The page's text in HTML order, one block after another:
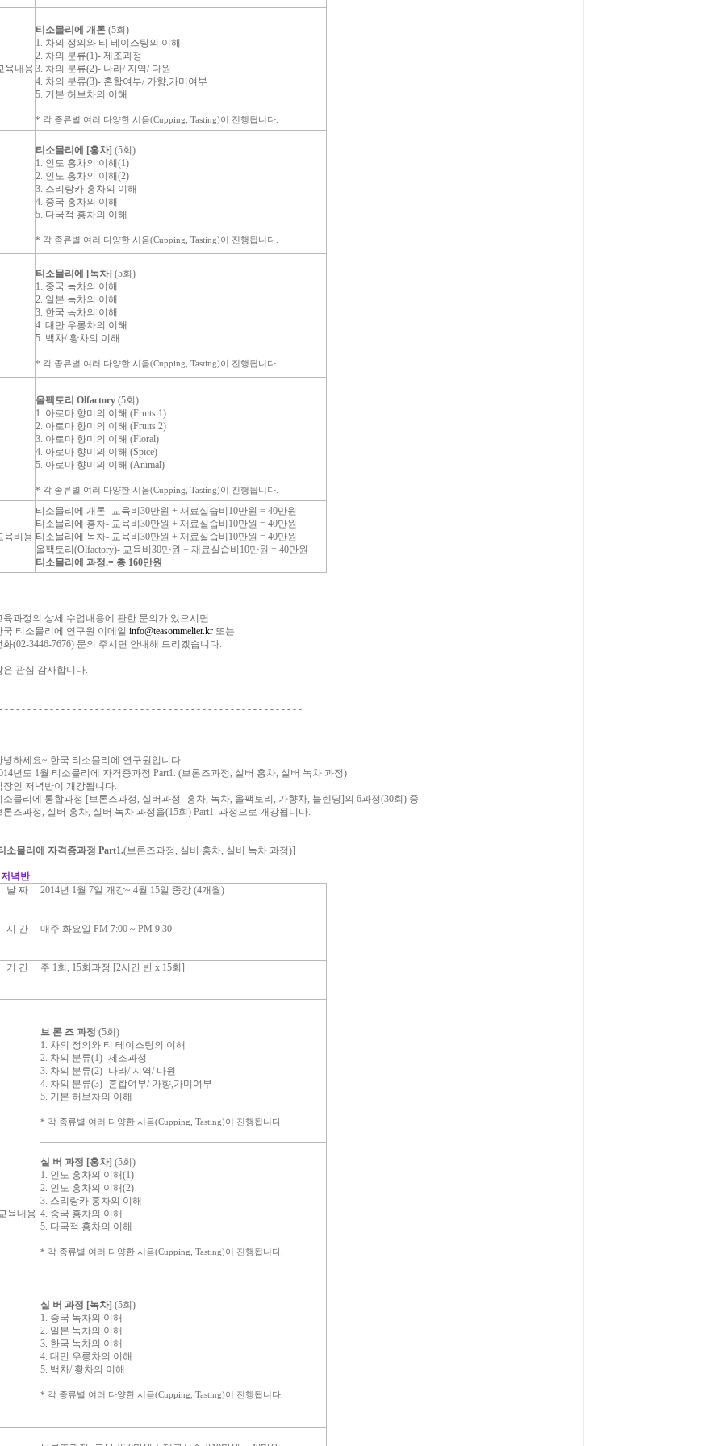
육내용
티소믈리에 개론 (5회)
1. 차의 정의와 티 테이스팅의 이해
2. 차의 분류(1)- 제조과정
3. 차의 분류(2)- 나라/ 지역/ 다원
4. 차의 분류(3)- 혼합여부/ 가향,가미여부
5. 기본 허브차의 이해
* 각 종류별 여러 다양한 시음(Cupping, Tasting)이 진행됩니다.
티소믈리에 [홍차] (5회)
1. 인도 홍차의 이해(1)
2. 인도 홍차의 이해(2)
3. 스리랑카 홍차의 이해
4. 중국 홍차의 이해
5. 다국적 홍차의 이해
* 각 종류별 여러 다양한 시음(Cupping, Tasting)이 진행됩니다.
티소믈리에 [녹차] (5회)
1. 중국 녹차의 이해
2. 일본 녹차의 이해
3. 한국 녹차의 이해
4. 대만 우롱차의 이해
5. 백차/ 황차의 이해
* 각 종류별 여러 다양한 시음(Cupping, Tasting)이 진행됩니다.
올팩토리 Olfactory (5회)
1. 아로마 향미의 이해 (Fruits 1)
2. 아로마 향미의 이해 (Fruits 2)
3. 아로마 향미의 이해 (Floral)
4. 아로마 향미의 이해 (Spice)
5. 아로마 향미의 이해 (Animal)
* 각 종류별 여러 다양한 시음(Cupping, Tasting)이 진행됩니다.
육비용
티소믈리에 개론- 교육비30만원 + 재료실습비10만원 = 40만원
티소믈리에 홍차- 교육비30만원 + 재료실습비10만원 = 40만원
티소믈리에 녹차- 교육비30만원 + 재료실습비10만원 = 40만원
올팩토리(Olfactory)- 교육비30만원 + 재료실습비10만원 = 40만원
티소믈리에 과정.= 총 160만원
육과정의 상세 수업내용에 관한 문의가 있으시면
국 티소믈리에 연구원 이메일 info@teasommelier.kr 또는
화(02-3446-7676) 문의 주시면 안내해 드리겠습니다.
은 관심 감사합니다.
- - - - - - - - - - - - - - - - - - - - - - - - - - - - - - - - - - - - - - - - - - - - - - - - - - - - -
녕하세요~ 한국 티소믈리에 연구원입니다.
년도 1월 티소믈리에 자격증과정 Part1. (브론즈과정, 실버 홍차, 실버 녹차 과정)
장인 저녁반이 개강됩니다.
소믈리에 통합과정 [브론즈과정, 실버과정- 홍차, 녹차, 올팩토리, 가향차, 블렌딩]의 6과정(30회) 중
론즈과정, 실버 홍차, 실버 녹차 과정을(15회) Part1. 과정으로 개강됩니다.
소믈리에 자격증과정 Part1.(브론즈과정, 실버 홍차, 실버 녹차 과정)]
녁반
날 짜
2014년 1월 7일 개강~ 4월 15일 종강 (4개월)
시 간 매주 화요일 PM 7:00 ~ PM 9:30
기 간 주 1회, 15회과정 [2시간 반 x 15회]
육내용
브 론 즈 과정 (5회)
1. 차의 정의와 티 테이스팅의 이해
2. 차의 분류(1)- 제조과정
3. 차의 분류(2)- 나라/ 지역/ 다원
4. 차의 분류(3)- 혼합여부/ 가향,가미여부
5. 기본 허브차의 이해
* 각 종류별 여러 다양한 시음(Cupping, Tasting)이 진행됩니다.
실 버 과정 [홍차] (5회)
1. 인도 홍차의 이해(1)
2. 인도 홍차의 이해(2)
3. 스리랑카 홍차의 이해
4. 중국 홍차의 이해
5. 다국적 홍차의 이해
* 각 종류별 여러 다양한 시음(Cupping, Tasting)이 진행됩니다.
실 버 과정 [녹차] (5회)
1. 중국 녹차의 이해
2. 일본 녹차의 이해
3. 한국 녹차의 이해
4. 대만 우롱차의 이해
5. 백차/ 황차의 이해
* 각 종류별 여러 다양한 시음(Cupping, Tasting)이 진행됩니다.